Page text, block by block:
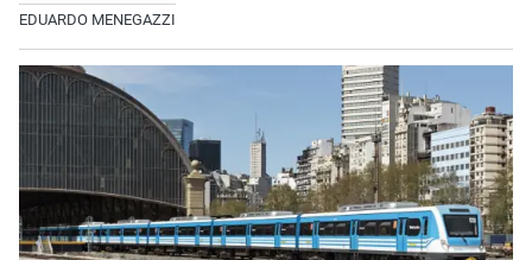
EDUARDO MENEGAZZI